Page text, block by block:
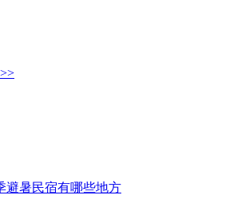
避暑民宿有哪些地方